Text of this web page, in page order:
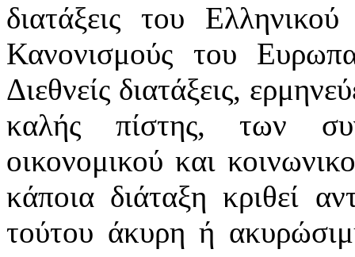
διατάξεις του
Κανονισμούς του
Διεθνείς διατάξεις,
καλής πίστης, των
οικονομικού και
κάποια διάταξη κριθεί
τούτου άκυρη ή